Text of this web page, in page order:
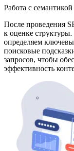
Работа с семантикой
После проведения
к оценке
определяем
поисковые
запросов, чтобы
эффективность